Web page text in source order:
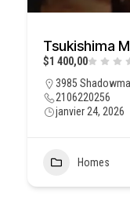
Tsukishima
$1 400,00
3985
2106220256
janvier 24, 2026
Homes